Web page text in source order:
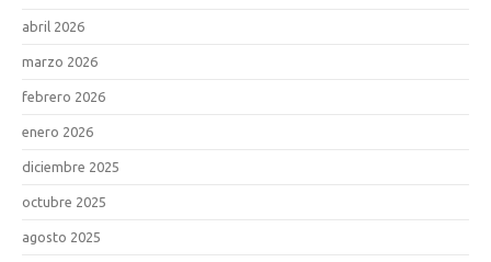
abril 2026
marzo 2026
febrero 2026
enero 2026
diciembre 2025
octubre 2025
agosto 2025